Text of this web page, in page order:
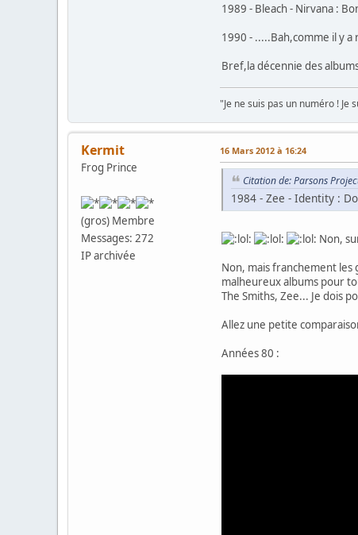
1989 - Bleach - Nirvana :
1990 - .....Bah,comme il y
Bref,la décennie des
"Je ne suis pas un numéro ! Je
Kermit
Frog Prince
(gros) Membre
Messages: 272
IP archivée
16 Mars 2012 à 16:24
Citation de: Parsons
1984 - Zee - Identity :
Non,
Non, mais franchement les
malheureux albums pour
The Smiths, Zee... Je dois
Allez une petite
Années 80 :